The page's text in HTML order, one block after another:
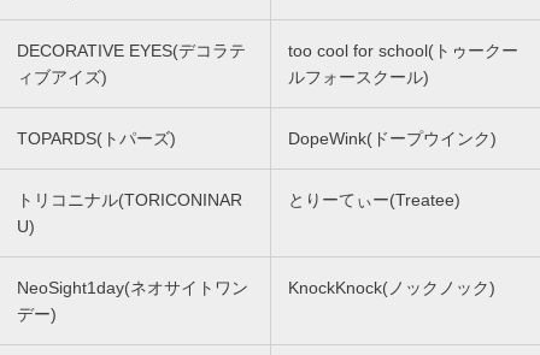
DECORATIVE EYES(デコラテ
ィブアイズ)
too cool for school(トゥークー
ルフォースクール)
TOPARDS(トパーズ) DopeWink(ドープウインク)
トリコニナル(TORICONINAR
U)
とりーてぃー(Treatee)
NeoSight1day(ネオサイトワン
デー)
KnockKnock(ノックノック)